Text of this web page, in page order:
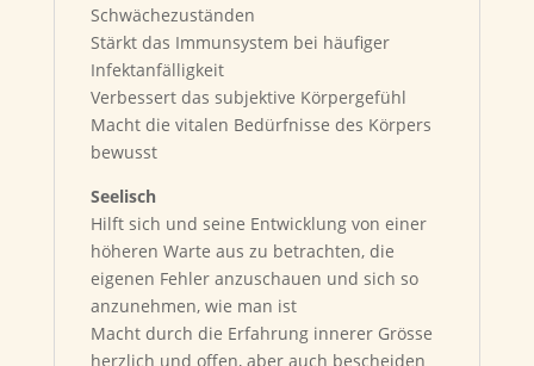
Schwächezuständen
Stärkt das Immunsystem bei häufiger
Infektanfälligkeit
Verbessert das subjektive Körpergefühl
Macht die vitalen Bedürfnisse des Körpers
bewusst
Seelisch
Hilft sich und seine Entwicklung von einer
höheren Warte aus zu betrachten, die
eigenen Fehler anzuschauen und sich so
anzunehmen, wie man ist
Macht durch die Erfahrung innerer Grösse
herzlich und offen, aber auch bescheiden